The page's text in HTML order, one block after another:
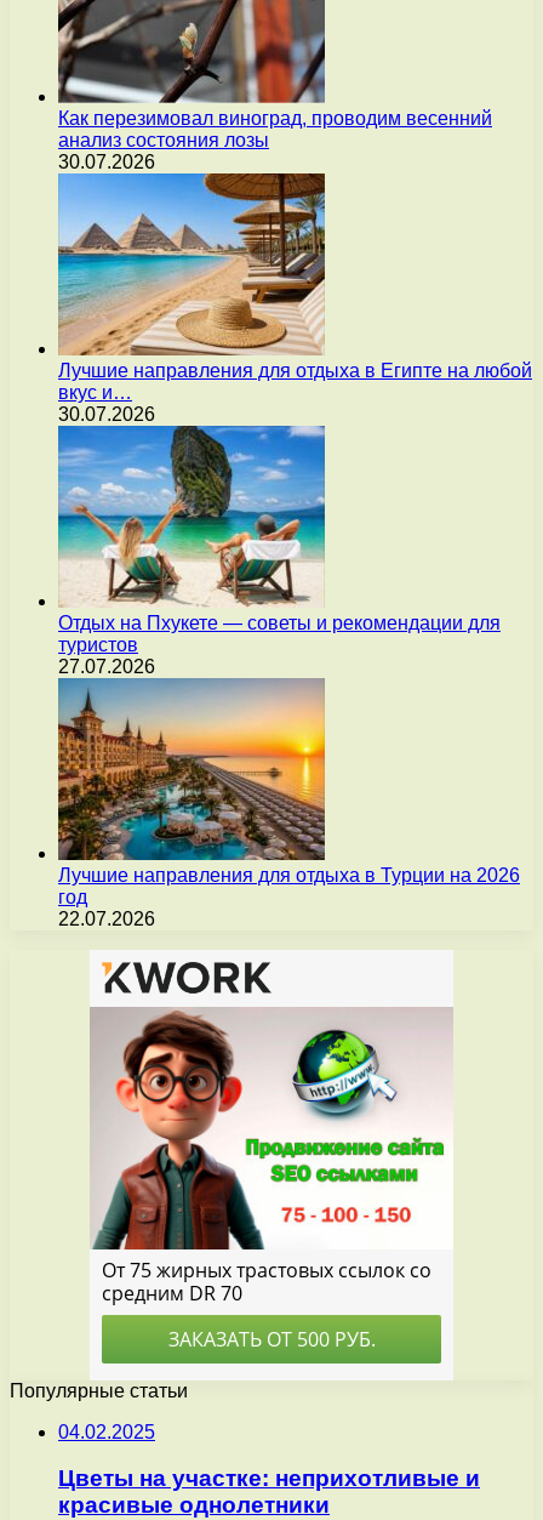
Как перезимовал виноград, проводим весенний
анализ состояния лозы
30.07.2026
Лучшие направления для отдыха в Египте на любой
вкус и…
30.07.2026
Отдых на Пхукете — советы и рекомендации для
туристов
27.07.2026
Лучшие направления для отдыха в Турции на 2026
год
22.07.2026
Популярные статьи
04.02.2025
Цветы на участке: неприхотливые и
красивые однолетники